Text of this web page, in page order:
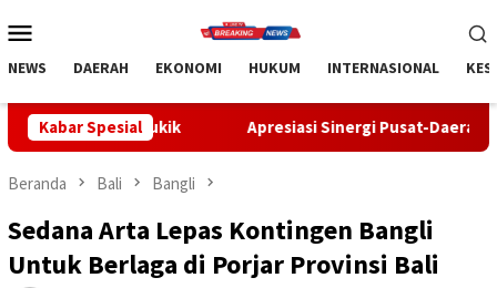
ke
Mobile
NEWS DAERAH EKONOMI HUKUM INTERNASIONAL
Kabar Spesial
Apresiasi Sinergi Pusat-Daerah, Bupati Bangli Buka
Beranda Bali Bangli
Sedana Arta Lepas Kontingen Bangli
Untuk Berlaga di Porjar Provinsi Bali